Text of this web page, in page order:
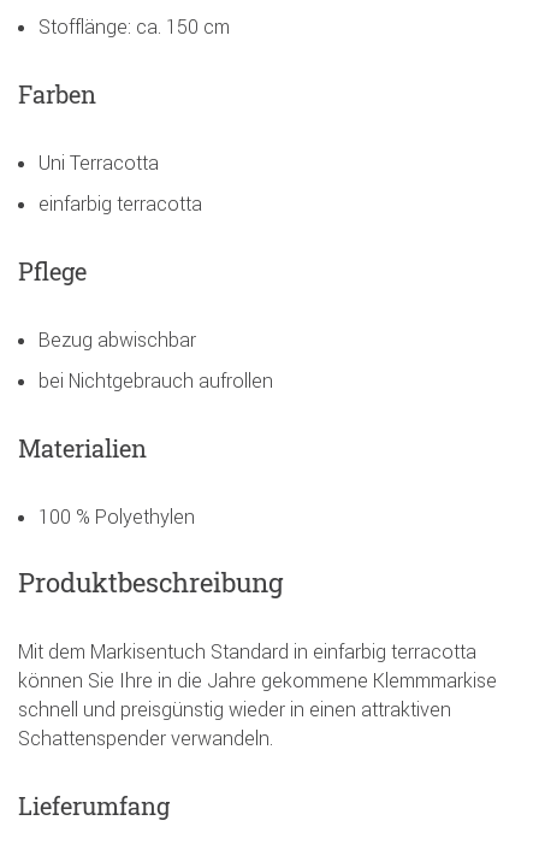
Stofflänge: ca. 150 cm
Farben
Uni Terracotta
einfarbig terracotta
Pflege
Bezug abwischbar
bei Nichtgebrauch aufrollen
Materialien
100 % Polyethylen
Produktbeschreibung
Mit dem Markisentuch Standard in einfarbig terracotta
können Sie Ihre in die Jahre gekommene Klemmmarkise
schnell und preisgünstig wieder in einen attraktiven
Schattenspender verwandeln.
Lieferumfang